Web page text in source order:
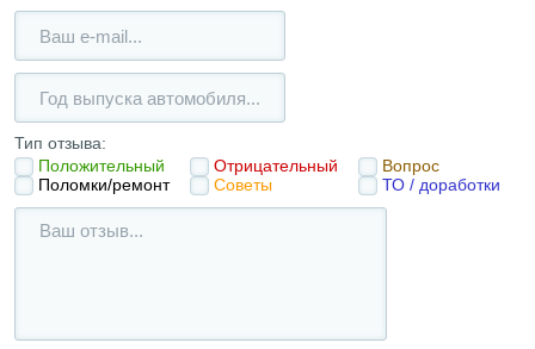
Тип отзыва:
Положительный
Отрицательный
Вопрос
Поломки/ремонт
Советы ТО / доработки